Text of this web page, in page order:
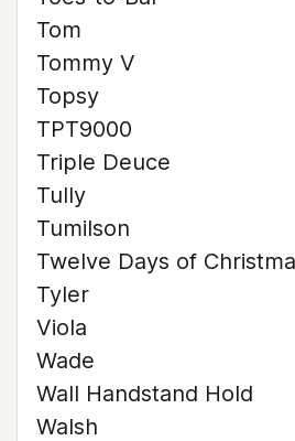
Tom
Tommy V
Topsy
TPT9000
Triple Deuce
Tully
Tumilson
Twelve Days of
Tyler
Viola
Wade
Wall Handstand Hold
Walsh